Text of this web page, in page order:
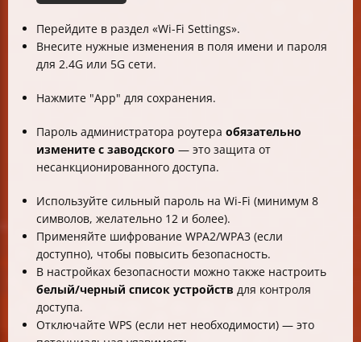
Перейдите в раздел «Wi-Fi Settings».
Внесите нужные изменения в поля имени и пароля
для 2.4G или 5G сети.
Нажмите "App" для сохранения.
Пароль администратора роутера обязательно
измените с заводского — это защита от
несанкционированного доступа.
Используйте сильный пароль на Wi-Fi (минимум 8
символов, желательно 12 и более).
Применяйте шифрование WPA2/WPA3 (если
доступно), чтобы повысить безопасность.
В настройках безопасности можно также настроить
белый/черный список устройств для контроля
доступа.
Отключайте WPS (если нет необходимости) — это